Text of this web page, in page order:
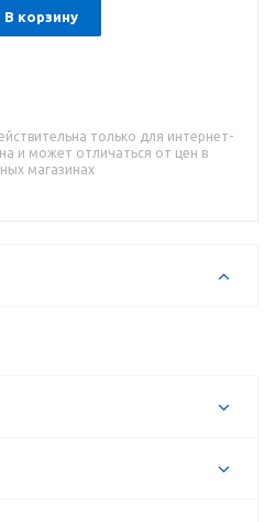
В корзину
только для интернет-
и может отличаться от цен в
магазинах